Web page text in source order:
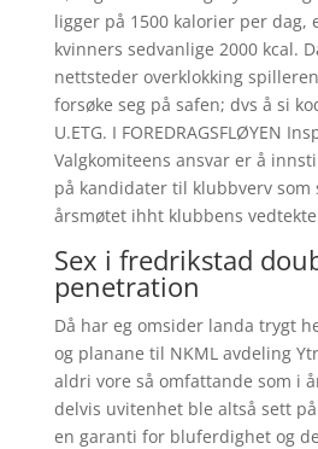
ligger på 1500 kalorier per dag,
kvinners sedvanlige 2000 kcal.
nettsteder overklokking
forsøke seg på safen; dvs å si
U.ETG. I FOREDRAGSFLØYEN
Valgkomiteens ansvar er å
på kandidater til klubbverv som
årsmøtet ihht klubbens
Sex i fredrikstad
penetration
Då har eg omsider landa trygt
og planane til NKML avdeling
aldri vore så omfattande som i
delvis uvitenhet ble altså sett
en garanti for bluferdighet og